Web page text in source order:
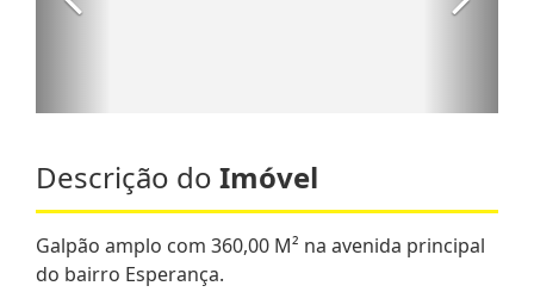
Descrição do Imóvel
Galpão amplo com 360,00 M² na avenida principal
do bairro Esperança.